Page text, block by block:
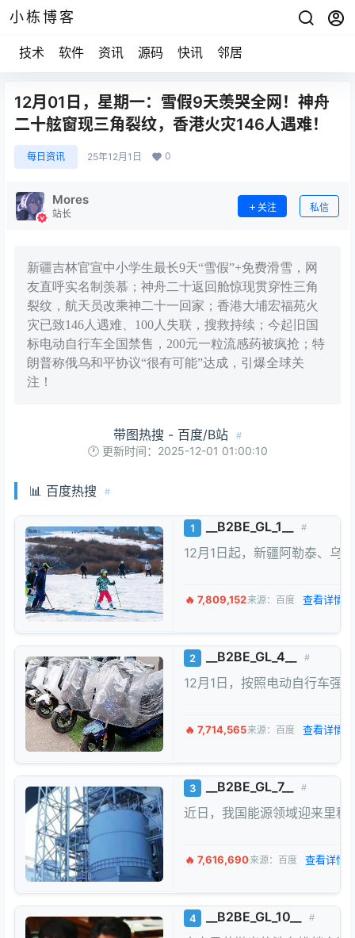
小栋博客
技术 软件 资讯 源码 快讯 邻居
12月01日，星期一：雪假9天羡哭全网！神舟
二十舷窗现三角裂纹，香港火灾146人遇难！
每日资讯 25年12月1日 0
Mores
站长
关注 私信
新疆吉林官宣中小学生最长9天“雪假”+免费滑雪，网
友直呼实名制羡慕；神舟二十返回舱惊现贯穿性三角
裂纹，航天员改乘神二十一回家；香港大埔宏福苑火
灾已致146人遇难、100人失联，搜救持续；今起旧国
标电动自行车全国禁售，200元一粒流感药被疯抢；特
朗普称俄乌和平协议“很有可能”达成，引爆全球关
注！
带图热搜 - 百度/B站 #
🕐 更新时间：2025-12-01 01:00:10
📊 百度热搜 #
1 __B2BE_GL_1__ #
12月1日起，新疆阿勒泰、乌
🔥 7,809,152来源：百度 查看详情
2 __B2BE_GL_4__ #
12月1日，按照电动自行车强
🔥 7,714,565来源：百度 查看详情
3 __B2BE_GL_7__ #
近日，我国能源领域迎来里
🔥 7,616,690来源：百度 查看详情
4 __B2BE_GL_10__ #